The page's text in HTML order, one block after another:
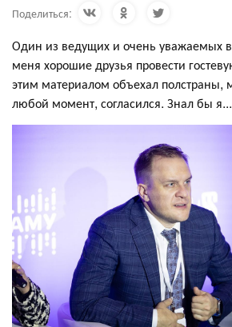
Поделиться:
Один из ведущих и очень уважаемых
меня хорошие друзья провести
этим материалом объехал полстраны,
любой момент, согласился. Знал бы я...